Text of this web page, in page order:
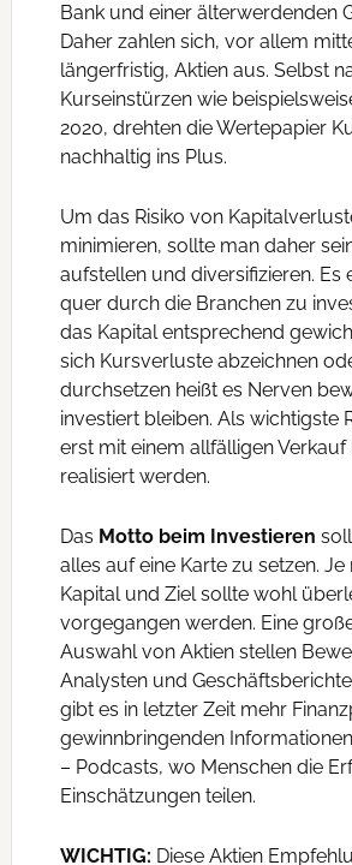
Bank und einer älterwerdenden
Daher zahlen sich, vor allem
längerfristig, Aktien aus. Selbst
Kurseinstürzen wie
2020, drehten die Wertepapier
nachhaltig ins Plus.
Um das Risiko von
minimieren, sollte man daher
aufstellen und diversifizieren. Es
quer durch die Branchen zu
das Kapital entsprechend
sich Kursverluste abzeichnen
durchsetzen heißt es Nerven
investiert bleiben. Als wichtigste
erst mit einem allfälligen
realisiert werden.
Das Motto beim Investieren
alles auf eine Karte zu setzen. Je
Kapital und Ziel sollte wohl
vorgegangen werden. Eine
Auswahl von Aktien stellen
Analysten und
gibt es in letzter Zeit mehr
gewinnbringenden
– Podcasts, wo Menschen die
Einschätzungen teilen.
WICHTIG: Diese Aktien